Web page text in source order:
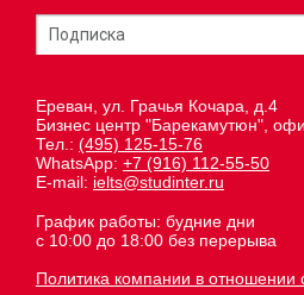
Ереван, ул. Грачья Кочара, д.4
Бизнес центр "Барекамутюн",
Тел.: (495) 125-15-76
WhatsApp: +7 (916) 112-55-50
E-mail: ielts@studinter.ru
График работы: будние дни
с 10:00 до 18:00 без перерыва
Политика компании в отношении